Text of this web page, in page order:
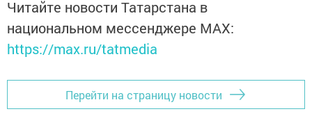
Читайте новости Татарстана в
национальном мессенджере MАХ:
https://max.ru/tatmedia
Перейти на страницу новости